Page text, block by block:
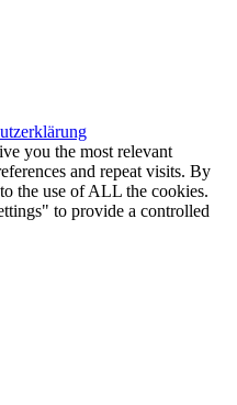
you the most relevant
and repeat visits. By
the use of ALL the cookies.
to provide a controlled